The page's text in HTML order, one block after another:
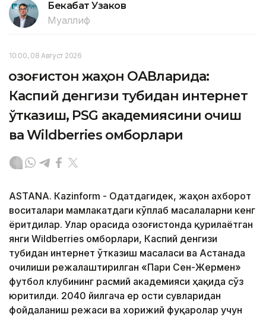
Бекабат Узаков
Муаллиф
10:00, 08 Август 2026
Қозоғистон жаҳон ОАВларида:
Каспий денгизи тубидан интернет
ўтказиш, PSG академиясини очиш
ва Wildberries омборлари
ASTANА. Кazinform - Одатдагидек, жаҳон ахборот
воситалари мамлакатдаги кўплаб масалаларни кенг
ёритдилар. Улар орасида Қозоғистонда қурилаётган
янги Wildberries омборлари, Каспий денгизи
тубидан интернет ўтказиш масаласи ва Астанада
очилиши режалаштирилган «Пари Сен-Жермен»
футбол клубининг расмий академияси ҳақида сўз
юритилди. 2040 йилгача ер ости сувларидан
фойдаланиш режаси ва хорижий фуқаролар учун